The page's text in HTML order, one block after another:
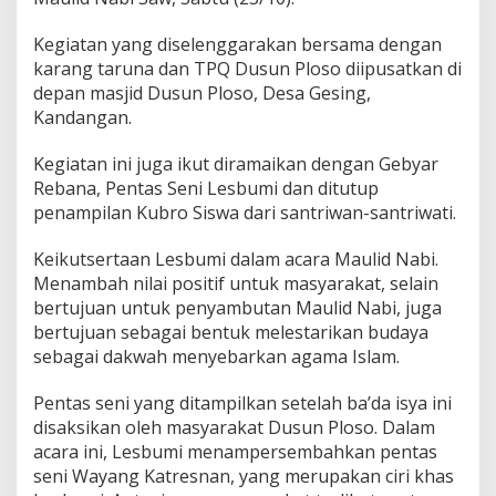
U
K
a
n
n
g
a
n
e
r
i
a
h
k
n
P
e
r
i
Kegiatan yang diselenggarakan bersama dengan
karang taruna dan TPQ Dusun Ploso diipusatkan di
depan masjid Dusun Ploso, Desa Gesing,
Kandangan.
Kegiatan ini juga ikut diramaikan dengan Gebyar
Rebana, Pentas Seni Lesbumi dan ditutup
penampilan Kubro Siswa dari santriwan-santriwati.
Keikutsertaan Lesbumi dalam acara Maulid Nabi.
Menambah nilai positif untuk masyarakat, selain
bertujuan untuk penyambutan Maulid Nabi, juga
bertujuan sebagai bentuk melestarikan budaya
sebagai dakwah menyebarkan agama Islam.
Pentas seni yang ditampilkan setelah ba’da isya ini
disaksikan oleh masyarakat Dusun Ploso. Dalam
acara ini, Lesbumi menampersembahkan pentas
seni Wayang Katresnan, yang merupakan ciri khas